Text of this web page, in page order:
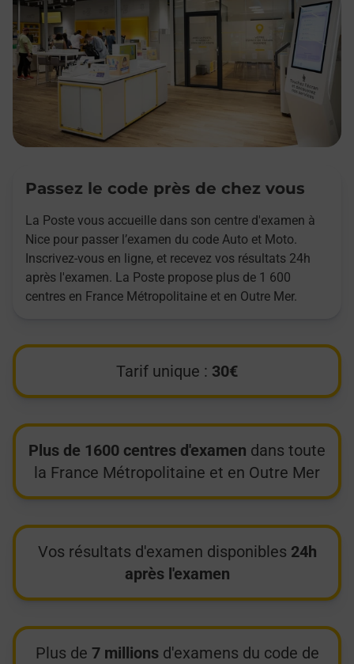
Passez le code près de chez vous
La Poste vous accueille dans son centre d'examen à
Nice pour passer l’examen du code Auto et Moto.
Inscrivez-vous en ligne, et recevez vos résultats 24h
après l'examen. La Poste propose plus de 1 600
centres en France Métropolitaine et en Outre Mer.
Tarif unique : 30€
Plus de 1600 centres d'examen dans toute
la France Métropolitaine et en Outre Mer
Vos résultats d'examen disponibles 24h
après l'examen
Plus de 7 millionsd'examens du code de